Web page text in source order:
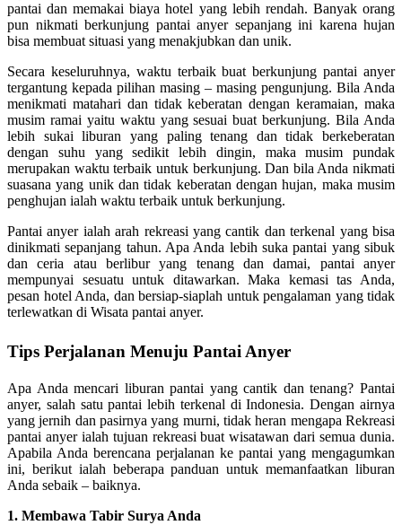
pantai dan memakai biaya hotel yang lebih rendah. Banyak orang
pun nikmati berkunjung pantai anyer sepanjang ini karena hujan
bisa membuat situasi yang menakjubkan dan unik.
Secara keseluruhnya, waktu terbaik buat berkunjung pantai anyer
tergantung kepada pilihan masing – masing pengunjung. Bila Anda
menikmati matahari dan tidak keberatan dengan keramaian, maka
musim ramai yaitu waktu yang sesuai buat berkunjung. Bila Anda
lebih sukai liburan yang paling tenang dan tidak berkeberatan
dengan suhu yang sedikit lebih dingin, maka musim pundak
merupakan waktu terbaik untuk berkunjung. Dan bila Anda nikmati
suasana yang unik dan tidak keberatan dengan hujan, maka musim
penghujan ialah waktu terbaik untuk berkunjung.
Pantai anyer ialah arah rekreasi yang cantik dan terkenal yang bisa
dinikmati sepanjang tahun. Apa Anda lebih suka pantai yang sibuk
dan ceria atau berlibur yang tenang dan damai, pantai anyer
mempunyai sesuatu untuk ditawarkan. Maka kemasi tas Anda,
pesan hotel Anda, dan bersiap-siaplah untuk pengalaman yang tidak
terlewatkan di Wisata pantai anyer.
Tips Perjalanan Menuju Pantai Anyer
Apa Anda mencari liburan pantai yang cantik dan tenang? Pantai
anyer, salah satu pantai lebih terkenal di Indonesia. Dengan airnya
yang jernih dan pasirnya yang murni, tidak heran mengapa Rekreasi
pantai anyer ialah tujuan rekreasi buat wisatawan dari semua dunia.
Apabila Anda berencana perjalanan ke pantai yang mengagumkan
ini, berikut ialah beberapa panduan untuk memanfaatkan liburan
Anda sebaik – baiknya.
1. Membawa Tabir Surya Anda